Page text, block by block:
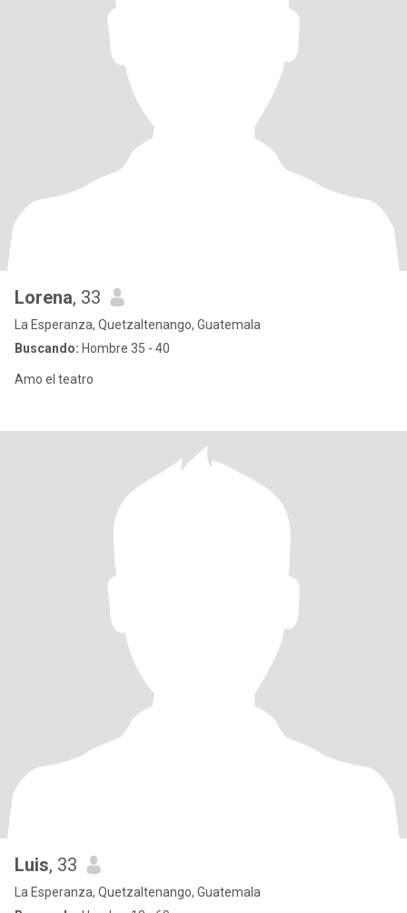
Lorena, 33
La Esperanza, Quetzaltenango, Guatemala
Buscando: Hombre 35 - 40
Amo el teatro
Luis, 33
La Esperanza, Quetzaltenango, Guatemala